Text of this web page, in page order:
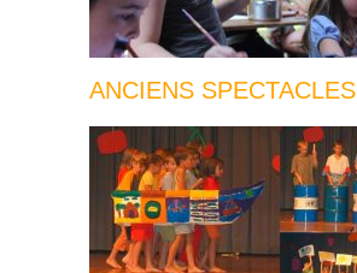
ANCIENS SPECTACLES